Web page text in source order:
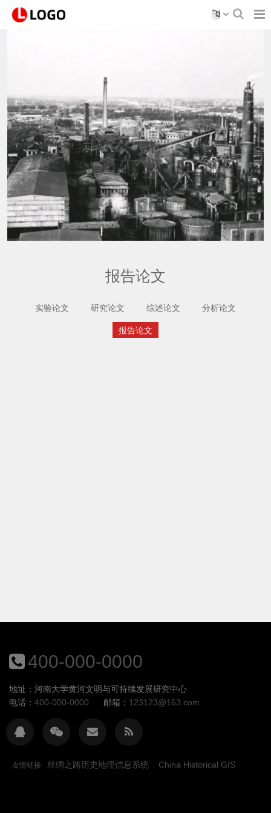
报告论文
实验论文 研究论文 综述论文 分析论文
报告论文
400-000-0000
地址：河南大学黄河文明与可持续发展研究中心
电话： 400-000-0000 邮箱： 123123@163.com
友情链接 丝绸之路历史地理信息系统 China Historical GIS